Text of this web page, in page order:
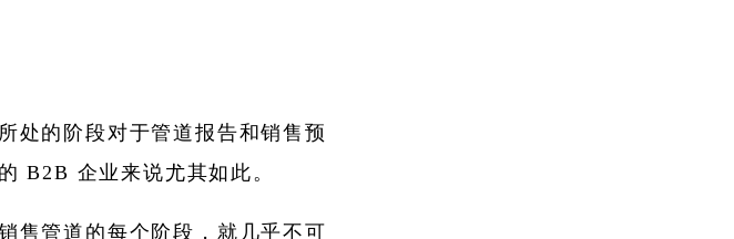
处的阶段对于管道报告和销售预
B2B 企业来说尤其如此。
售管道的每个阶段，就几乎不可